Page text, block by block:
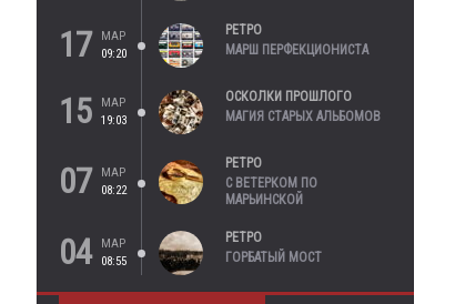
17
МАР
09:20
РЕТРО
МАРШ ПЕРФЕКЦИОНИСТА
15
МАР
19:03
ОСКОЛКИ ПРОШЛОГО
МАГИЯ СТАРЫХ АЛЬБОМОВ
07
МАР
08:22
РЕТРО
С ВЕТЕРКОМ ПО
МАРЬИНСКОЙ
04
МАР
08:55
РЕТРО
ГОРБАТЫЙ МОСТ